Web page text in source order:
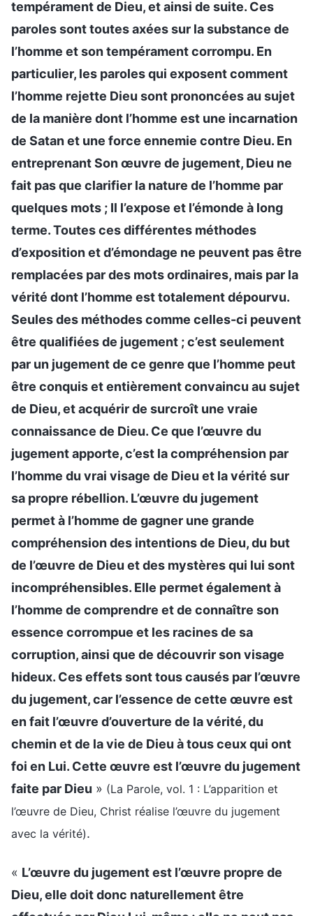
tempérament de Dieu, et ainsi de suite. Ces
paroles sont toutes axées sur la substance de
l’homme et son tempérament corrompu. En
particulier, les paroles qui exposent comment
l’homme rejette Dieu sont prononcées au sujet
de la manière dont l’homme est une incarnation
de Satan et une force ennemie contre Dieu. En
entreprenant Son œuvre de jugement, Dieu ne
fait pas que clarifier la nature de l’homme par
quelques mots ; Il l’expose et l’émonde à long
terme. Toutes ces différentes méthodes
d’exposition et d’émondage ne peuvent pas être
remplacées par des mots ordinaires, mais par la
vérité dont l’homme est totalement dépourvu.
Seules des méthodes comme celles-ci peuvent
être qualifiées de jugement ; c’est seulement
par un jugement de ce genre que l’homme peut
être conquis et entièrement convaincu au sujet
de Dieu, et acquérir de surcroît une vraie
connaissance de Dieu. Ce que l’œuvre du
jugement apporte, c’est la compréhension par
l’homme du vrai visage de Dieu et la vérité sur
sa propre rébellion. L’œuvre du jugement
permet à l’homme de gagner une grande
compréhension des intentions de Dieu, du but
de l’œuvre de Dieu et des mystères qui lui sont
incompréhensibles. Elle permet également à
l’homme de comprendre et de connaître son
essence corrompue et les racines de sa
corruption, ainsi que de découvrir son visage
hideux. Ces effets sont tous causés par l’œuvre
du jugement, car l’essence de cette œuvre est
en fait l’œuvre d’ouverture de la vérité, du
chemin et de la vie de Dieu à tous ceux qui ont
foi en Lui. Cette œuvre est l’œuvre du jugement
faite par Dieu » (La Parole, vol. 1 : L’apparition et
l’œuvre de Dieu, Christ réalise l’œuvre du jugement
avec la vérité).
« L’œuvre du jugement est l’œuvre propre de
Dieu, elle doit donc naturellement être